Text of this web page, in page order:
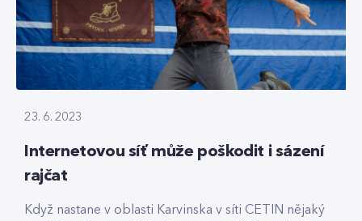
23. 6. 2023
Internetovou síť může poškodit i sázení
rajčat
Když nastane v oblasti Karvinska v síti CETIN nějaký